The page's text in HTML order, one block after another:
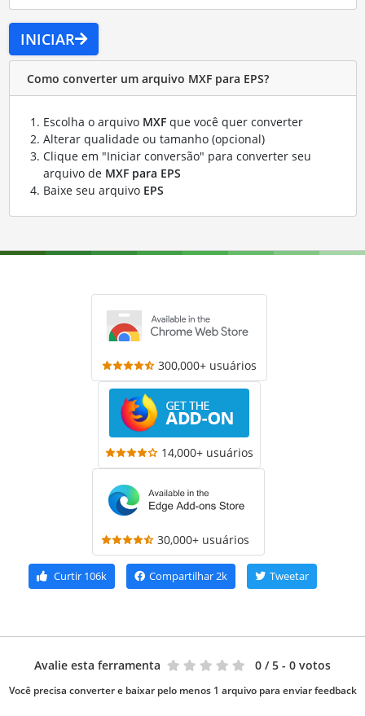
INICIAR
Como converter um arquivo MXF para EPS?
Escolha o arquivo MXFque você quer converter
Alterar qualidade ou tamanho (opcional)
Clique em "Iniciar conversão" para converter seu
arquivo de MXF para EPS
Baixe seu arquivo EPS
300,000+ usuários
14,000+ usuários
30,000+ usuários
Curtir 106k Compartilhar2k Tweetar
Avalie esta ferramenta 0 / 5 - 0 votos
Você precisa converter e baixar pelo menos 1 arquivo para enviar feedback